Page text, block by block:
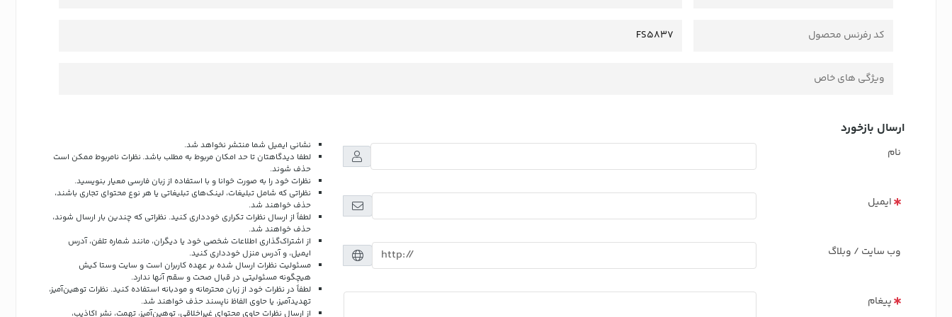
کد رفرنس محصول FS5837
ویژگی های خاص
ارسال بازخورد
نام
ایمیل
وب سایت / وبلاگ
پیغام
نشانی ایمیل شما منتشر نخواهد شد.
لطفا دیدگاهتان تا حد امکان مربوط به مطلب باشد. نظرات نامربوط ممکن است
حذف شوند.
نظرات خود را به صورت خوانا و با استفاده از زبان فارسی معیار بنویسید.
نظراتی که شامل تبلیغات، لینک‌های تبلیغاتی یا هر نوع محتوای تجاری باشند،
حذف خواهند شد.
لطفاً از ارسال نظرات تکراری خودداری کنید. نظراتی که چندین بار ارسال شوند،
حذف خواهند شد.
از اشتراک‌گذاری اطلاعات شخصی خود یا دیگران، مانند شماره تلفن، آدرس
ایمیل، و آدرس منزل خودداری کنید.
مسئولیت نظرات ارسال شده بر عهده کاربران است و سایت وستا کیش
هیچگونه مسئولیتی در قبال صحت و سقم آنها ندارد.
لطفاً در نظرات خود از زبان محترمانه و مودبانه استفاده کنید. نظرات توهین‌آمیز،
تهدیدآمیز، یا حاوی الفاظ ناپسند حذف خواهند شد.
از ارسال نظرات حاوی محتوای غیراخلاقی، توهین‌آمیز، تهمت، نشر اکاذیب،